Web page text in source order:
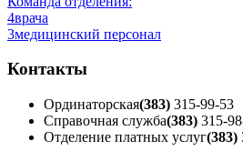
4врача
3медицинский персонал
Контакты
Ординаторская(383) 315-99-53
Справочная служба(383) 315-
Отделение платных услуг(383)